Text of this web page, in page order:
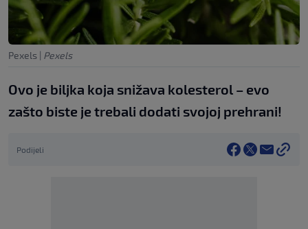
Pexels | Pexels
Ovo je biljka koja snižava kolesterol – evo
zašto biste je trebali dodati svojoj prehrani!
Podijeli